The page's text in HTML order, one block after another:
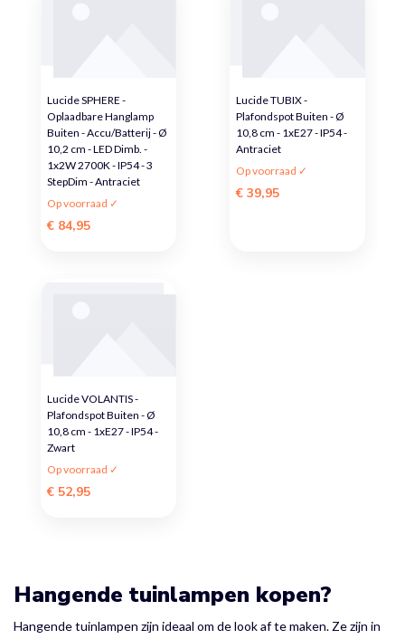
Lucide SPHERE -
Oplaadbare Hanglamp
Buiten - Accu/Batterij - Ø
10,2 cm - LED Dimb. -
1x2W 2700K - IP54 - 3
StepDim - Antraciet
Op voorraad ✓
€ 84,95
Lucide TUBIX -
Plafondspot Buiten - Ø
10,8 cm - 1xE27 - IP54 -
Antraciet
Op voorraad ✓
€ 39,95
Lucide VOLANTIS -
Plafondspot Buiten - Ø
10,8 cm - 1xE27 - IP54 -
Zwart
Op voorraad ✓
€ 52,95
Hangende tuinlampen kopen?
Hangende tuinlampen zijn ideaal om de look af te maken. Ze zijn in